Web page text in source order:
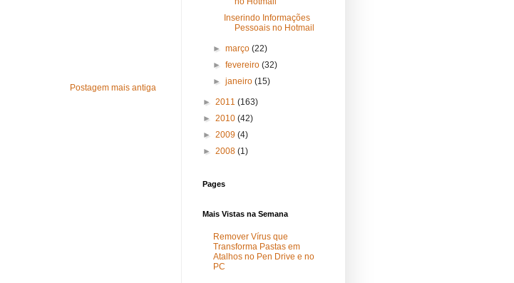
Postagem mais antiga
Inserindo Informações
Pessoais no Hotmail
►março(22)
►fevereiro(32)
►janeiro(15)
► 2011 (163)
► 2010 (42)
► 2009 (4)
► 2008 (1)
Pages
Mais Vistas na Semana
Remover Vírus que
Transforma Pastas em
Atalhos no Pen Drive e no
PC